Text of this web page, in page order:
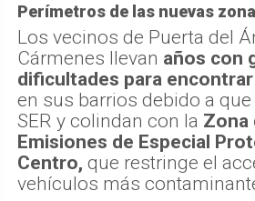
Perímetros de las nuevas
Los vecinos de Puerta del
Cármenes llevan años con
dificultades para
en sus barrios debido a
SER y colindan con la Zona
Emisiones de Especial
Centro, que restringe el
vehículos más